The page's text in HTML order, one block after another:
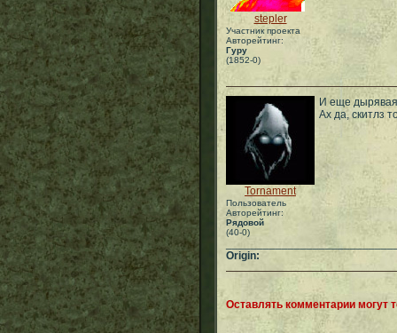
stepler
Участник проекта
Авторейтинг:
Гуру
(1852-0)
Tornament
Пользователь
Авторейтинг:
Рядовой
(40-0)
И еще
Ах да, скитлз
Origin:
Оставлять комментарии могут